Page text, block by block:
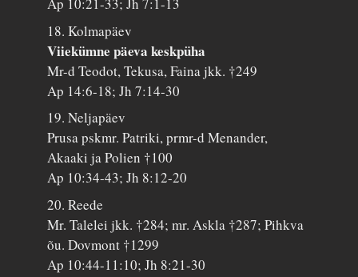
18. Kolmapäev
Viiekümne päeva keskpüha
Mr-d Teodot, Tekusa, Faina jkk. †249
Ap 14:6-18; Jh 7:14-30
19. Neljapäev
Prusa pskmr. Patriki, prmr-d Menander,
Akaaki ja Polien †100
Ap 10:34-43; Jh 8:12-20
20. Reede
Mr. Talelei jkk. †284; mr. Askla †287; Pihkva
õu. Dovmont †1299
Ap 10:44-11:10; Jh 8:21-30